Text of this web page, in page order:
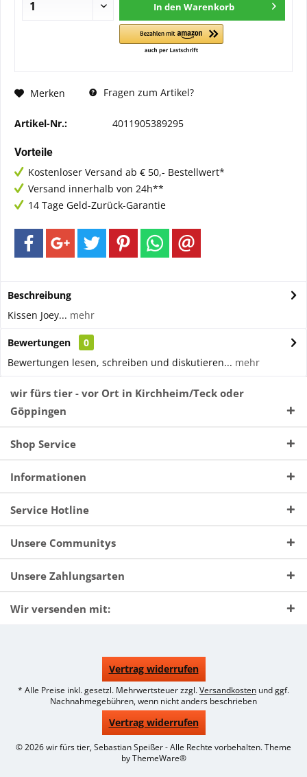
In den Warenkorb
Merken Fragen zum Artikel?
Artikel-Nr.: 4011905389295
Vorteile
Kostenloser Versand ab € 50,- Bestellwert*
Versand innerhalb von 24h**
14 Tage Geld-Zurück-Garantie
Beschreibung
Kissen Joey... mehr
Bewertungen
0
Bewertungen lesen, schreiben und diskutieren... mehr
wir fürs tier - vor Ort in Kirchheim/Teck oder
Göppingen
Shop Service
Informationen
Service Hotline
Unsere Communitys
Unsere Zahlungsarten
Wir versenden mit:
Vertrag widerrufen
* Alle Preise inkl. gesetzl. Mehrwertsteuer zzgl.Versandkosten und ggf.
Nachnahmegebühren, wenn nicht anders beschrieben
Vertrag widerrufen
© 2026 wir fürs tier, Sebastian Speißer - Alle Rechte vorbehalten. Theme
byThemeWare®